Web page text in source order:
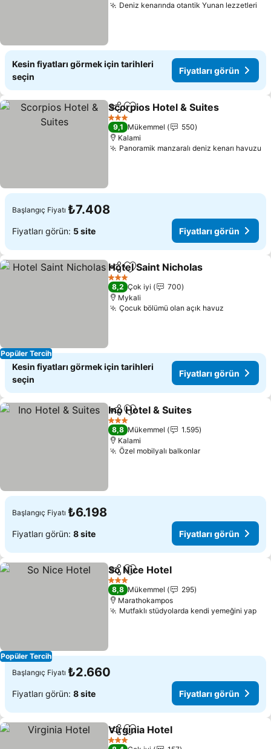
Deniz kenarında otantik Yunan lezzetleri
Kesin fiyatları görmek için tarihleri
seçin
Fiyatları görün
PaylaşFavorilerime ekle
Scorpios Hotel & Suites
3 Yıldız
9,1 Mükemmel
550
Kalami
Panoramik manzaralı deniz kenarı havuzu
Başlangıç Fiyatı ₺7.408
Fiyatları görün: 5 site Fiyatları görün
Popüler Tercih
PaylaşFavorilerime ekle
Hotel Saint Nicholas
3 Yıldız
8,2 Çok iyi
700
Mykali
Çocuk bölümü olan açık havuz
Kesin fiyatları görmek için tarihleri
seçin
Fiyatları görün
PaylaşFavorilerime ekle
Ino Hotel & Suites
3 Yıldız
8,8 Mükemmel
1.595
Kalami
Özel mobilyalı balkonlar
Başlangıç Fiyatı ₺6.198
Fiyatları görün: 8 site Fiyatları görün
Popüler Tercih
PaylaşFavorilerime ekle
So Nice Hotel
3 Yıldız
8,8 Mükemmel
295
Marathokampos
Mutfaklı stüdyolarda kendi yemeğini yap
Başlangıç Fiyatı ₺2.660
Fiyatları görün: 8 site Fiyatları görün
PaylaşFavorilerime ekle
Virginia Hotel
3 Yıldız